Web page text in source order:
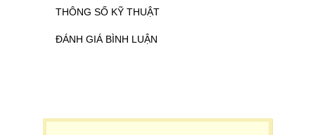
THÔNG SỐ KỸ THUẬT
ĐÁNH GIÁ BÌNH LUẬN